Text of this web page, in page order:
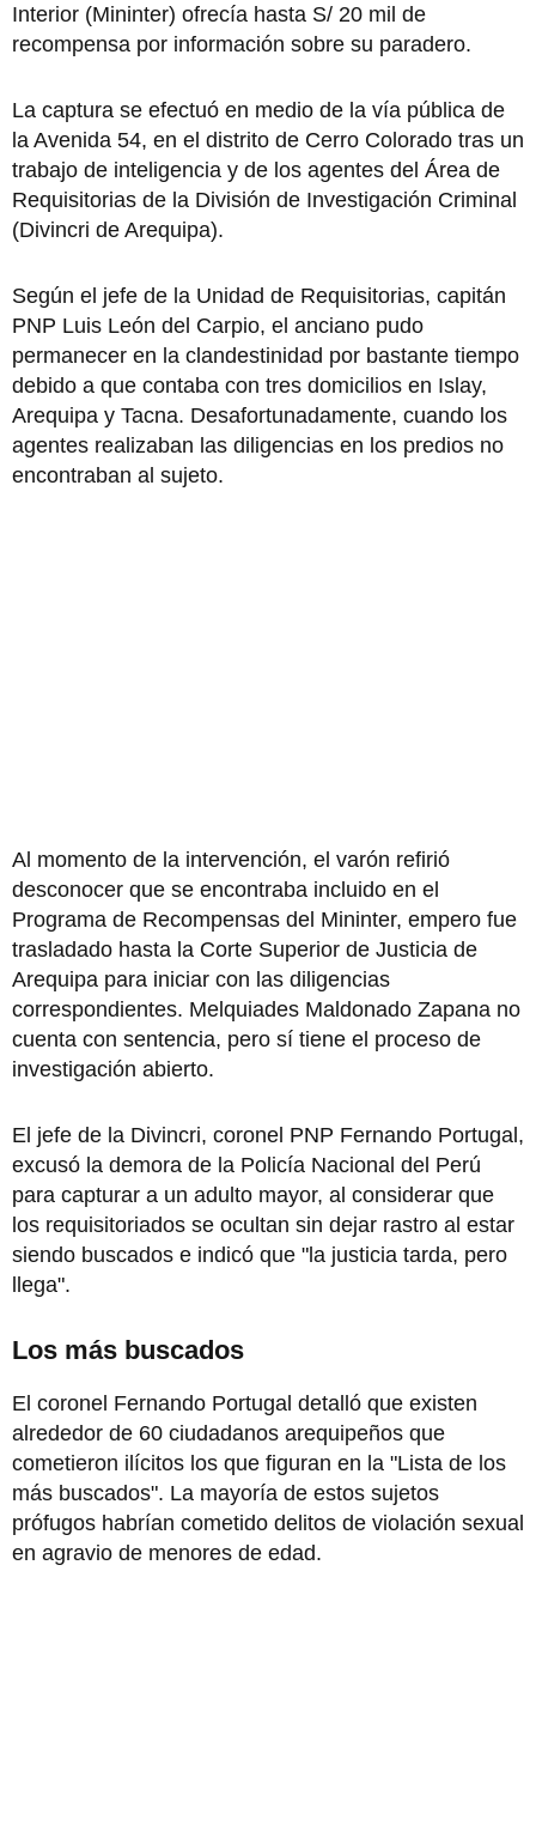
Interior (Mininter) ofrecía hasta S/ 20 mil de
recompensa por información sobre su paradero.
La captura se efectuó en medio de la vía pública de
la Avenida 54, en el distrito de Cerro Colorado tras un
trabajo de inteligencia y de los agentes del Área de
Requisitorias de la División de Investigación Criminal
(Divincri de Arequipa).
Según el jefe de la Unidad de Requisitorias, capitán
PNP Luis León del Carpio, el anciano pudo
permanecer en la clandestinidad por bastante tiempo
debido a que contaba con tres domicilios en Islay,
Arequipa y Tacna. Desafortunadamente, cuando los
agentes realizaban las diligencias en los predios no
encontraban al sujeto.
Al momento de la intervención, el varón refirió
desconocer que se encontraba incluido en el
Programa de Recompensas del Mininter, empero fue
trasladado hasta la Corte Superior de Justicia de
Arequipa para iniciar con las diligencias
correspondientes. Melquiades Maldonado Zapana no
cuenta con sentencia, pero sí tiene el proceso de
investigación abierto.
El jefe de la Divincri, coronel PNP Fernando Portugal,
excusó la demora de la Policía Nacional del Perú
para capturar a un adulto mayor, al considerar que
los requisitoriados se ocultan sin dejar rastro al estar
siendo buscados e indicó que "la justicia tarda, pero
llega".
Los más buscados
El coronel Fernando Portugal detalló que existen
alrededor de 60 ciudadanos arequipeños que
cometieron ilícitos los que figuran en la "Lista de los
más buscados". La mayoría de estos sujetos
prófugos habrían cometido delitos de violación sexual
en agravio de menores de edad.